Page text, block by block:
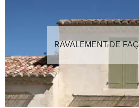
RAVALEMENT DE